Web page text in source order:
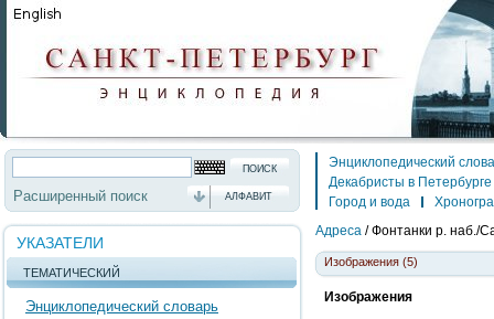
Расширенный поиск АЛФАВИТ
УКАЗАТЕЛИ
ТЕМАТИЧЕСКИЙ
Энциклопедический словарь
Энциклопедический
Декабристы в Петербурге
Город и вода
Адреса / Фонтанки р. наб./
Изображения (5)
Изображения